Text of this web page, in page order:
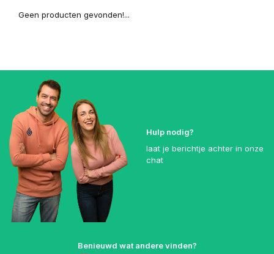
Geen producten gevonden!...
Hulp nodig?
laat je berichtje achter in onze
chat
Benieuwd wat andere vinden?